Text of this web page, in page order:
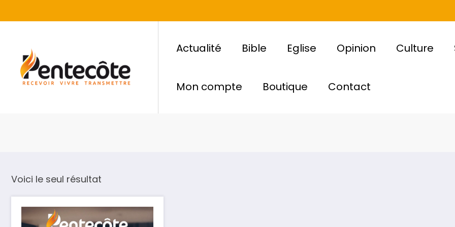
Actualité Bible Eglise Opinion Culture
Mon compte Boutique Contact
Voici le seul résultat